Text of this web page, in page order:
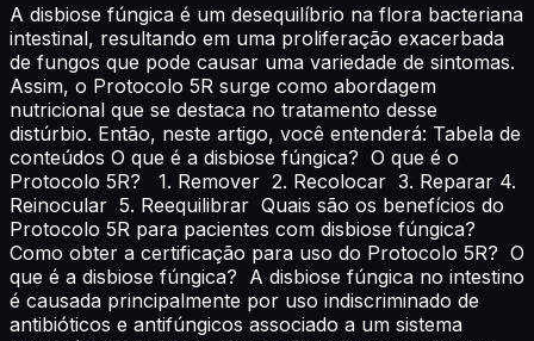
A disbiose fúngica é um desequilíbrio na flora bacteriana
intestinal, resultando em uma proliferação exacerbada
de fungos que pode causar uma variedade de sintomas.
Assim, o Protocolo 5R surge como abordagem
nutricional que se destaca no tratamento desse
distúrbio. Então, neste artigo, você entenderá: Tabela de
conteúdos O que é a disbiose fúngica? O que é o
Protocolo 5R? 1. Remover 2. Recolocar 3. Reparar 4.
Reinocular 5. Reequilibrar Quais são os benefícios do
Protocolo 5R para pacientes com disbiose fúngica?
Como obter a certificação para uso do Protocolo 5R? O
que é a disbiose fúngica? A disbiose fúngica no intestino
é causada principalmente por uso indiscriminado de
antibióticos e antifúngicos associado a um sistema